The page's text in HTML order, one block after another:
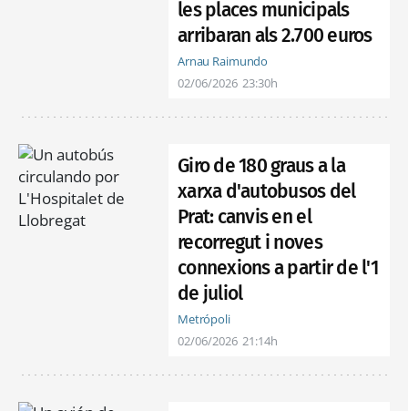
les places municipals
arribaran als 2.700 euros
Arnau Raimundo
02/06/2026 23:30h
Giro de 180 graus a la
xarxa d'autobusos del
Prat: canvis en el
recorregut i noves
connexions a partir de l'1
de juliol
Metrópoli
02/06/2026 21:14h